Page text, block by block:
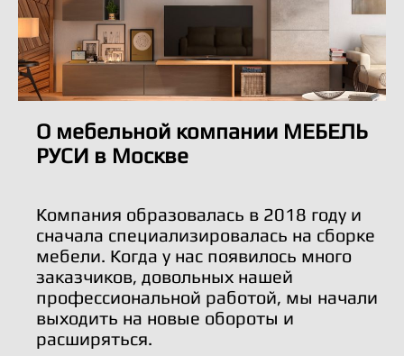
О мебельной компании МЕБЕЛЬ
РУСИ в Москве
Компания образовалась в 2018 году и
сначала специализировалась на сборке
мебели. Когда у нас появилось много
заказчиков, довольных нашей
профессиональной работой, мы начали
выходить на новые обороты и
расширяться.